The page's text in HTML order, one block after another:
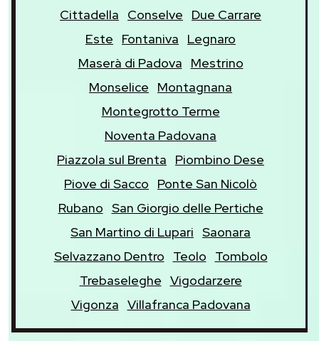
Cittadella
Conselve
Due Carrare
Este
Fontaniva
Legnaro
Maserà di Padova
Mestrino
Monselice
Montagnana
Montegrotto Terme
Noventa Padovana
Piazzola sul Brenta
Piombino Dese
Piove di Sacco
Ponte San Nicolò
Rubano San Giorgio delle Pertiche
San Martino di Lupari Saonara
Selvazzano Dentro
Teolo
Tombolo
Trebaseleghe Vigodarzere
Vigonza Villafranca Padovana